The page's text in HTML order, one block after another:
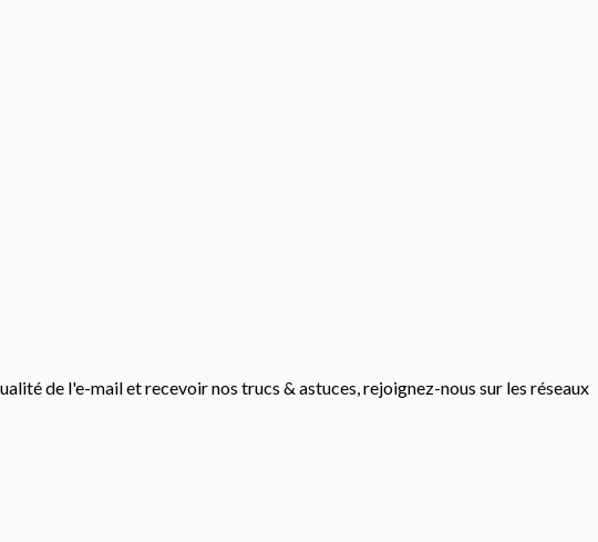
de l'e-mail et recevoir nos trucs & astuces, rejoignez-nous sur les réseaux